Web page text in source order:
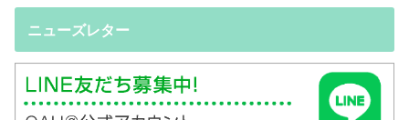
ニューズレター